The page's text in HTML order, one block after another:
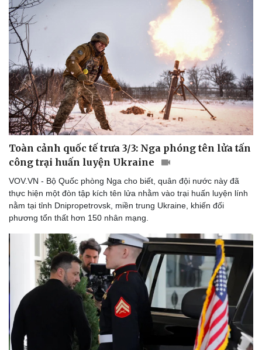
Lịch thi đấu bóng đá
Thế giới thể thao
eSports
Hậu trường
Xe máy
Tư vấn
Toàn cảnh quốc tế trưa 3/3: Nga phóng tên lửa tấn
công trại huấn luyện Ukraine
VOV.VN - Bộ Quốc phòng Nga cho biết, quân đội nước này đã
thực hiện một đòn tập kích tên lửa nhằm vào trại huấn luyện lính
nằm tại tỉnh Dnipropetrovsk, miền trung Ukraine, khiến đối
phương tổn thất hơn 150 nhân mạng.